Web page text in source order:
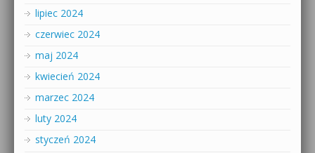
lipiec 2024
czerwiec 2024
maj 2024
kwiecień 2024
marzec 2024
luty 2024
styczeń 2024